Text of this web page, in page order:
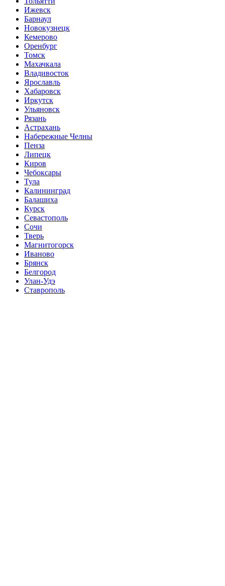
Ижевск
Барнаул
Новокузнецк
Кемерово
Оренбург
Томск
Махачкала
Владивосток
Ярославль
Хабаровск
Иркутск
Ульяновск
Рязань
Астрахань
Набережные Челны
Пенза
Липецк
Киров
Чебоксары
Тула
Калининград
Балашиха
Курск
Севастополь
Сочи
Тверь
Магнитогорск
Иваново
Брянск
Белгород
Улан-Удэ
Ставрополь